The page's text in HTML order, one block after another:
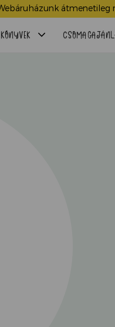
átmenetileg
KÖNYVEK
Menü